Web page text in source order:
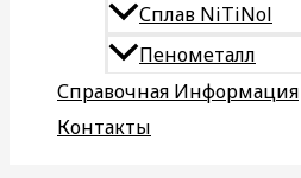
Сплав NiTiNol
Пенометалл
Справочная Информация
Контакты